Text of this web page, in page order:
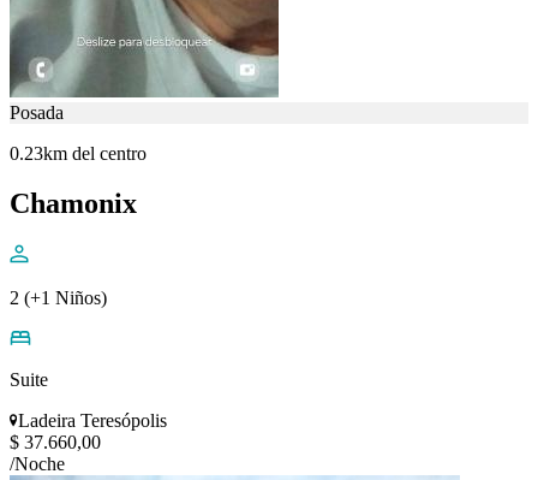
Posada
0.23km del centro
Chamonix
2 (+1 Niños)
Suite
Ladeira Teresópolis
$ 37.660,00
/Noche